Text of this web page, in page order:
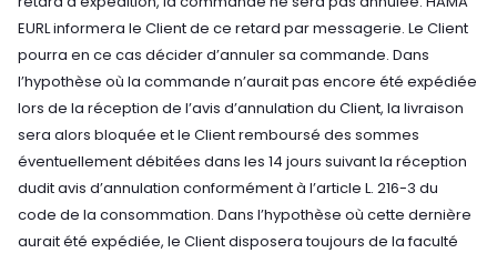
EURL informera le Client de ce retard par messagerie. Le Client
pourra en ce cas décider d’annuler sa commande. Dans
l’hypothèse où la commande n’aurait pas encore été expédiée
lors de la réception de l’avis d’annulation du Client, la livraison
sera alors bloquée et le Client remboursé des sommes
éventuellement débitées dans les 14 jours suivant la réception
dudit avis d’annulation conformément à l’article L. 216-3 du
code de la consommation. Dans l’hypothèse où cette dernière
aurait été expédiée, le Client disposera toujours de la faculté